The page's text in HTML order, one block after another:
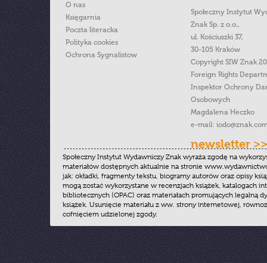
O nas
Księgarnia
Poczta literacka
Polityka cookies
Ochrona Sygnalistow
Społeczny Instytut
Znak Sp. z o.o.,
ul. Kościuszki 37,
30-105 Kraków
Copyright SIW Znak
Foreign Rights
Inspektor Ochrony
Osobowych
Magdalena Heczko
e-mail:
newsletter >>
Społeczny Instytut Wydawniczy Znak wyraża zgodę na
materiałów dostępnych aktualnie na stronie
jak: okładki, fragmenty tekstu, biogramy autorów oraz opisy
mogą zostać wykorzystane w recenzjach książek, katalogach
bibliotecznych (OPAC) oraz materiałach promujących legalną
książek. Usunięcie materiału z ww. strony internetowej,
cofnięciem udzielonej zgody.